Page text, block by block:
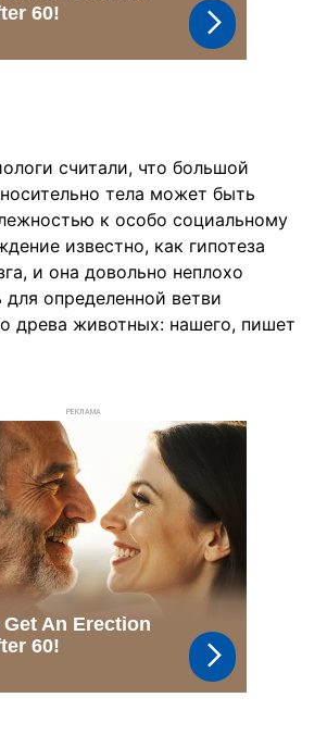
считали, что большой
тела может быть
к особо социальному
известно, как гипотеза
и она довольно неплохо
определенной ветви
древа животных: нашего, пишет
РЕКЛАМА